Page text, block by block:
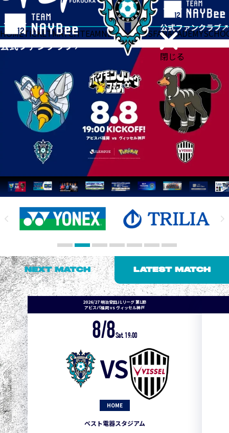
閉じる
HOMETICKETMATCHTEAMNEWSGOODSFANACADEMY
NEXT MATCH LATEST MATCH
2026/27 明治安田J1リーグ 第1節
アビスパ福岡 vs ヴィッセル神戸
8/8Sat. 19:00
VS
HOME
ベスト電器スタジアム